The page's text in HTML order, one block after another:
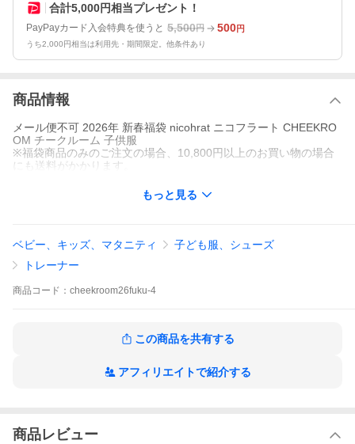
合計5,000円相当プレゼント！
PayPayカード入会特典を使うと 5,500円 500円
うち2,000円相当は利用先・期間限定。他条件あり
商品情報
メール便不可 2026年 新春福袋 nicohrat ニコフラート CHEEKRO
OM チークルーム 子供服
※福袋商品のみのご注文の場合、10,800円以上のお買い物の場合
にも送料がかかります。
もっと見る
ベビー、キッズ、マタニティ
子ども服、シューズ
トレーナー
商品 コード： cheekroom26fuku-4
この商品を共有する
アフィリエイトで紹介する
商品レビュー